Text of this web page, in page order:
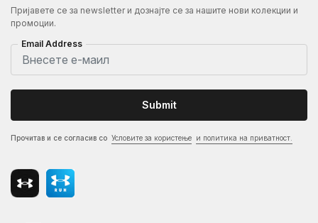
Пријавете се за newsletter и дознајте се за нашите нови колекции и
промоции.
Email Address
Submit
Прочитав и се согласив со Условите за користење и политика на приватност.